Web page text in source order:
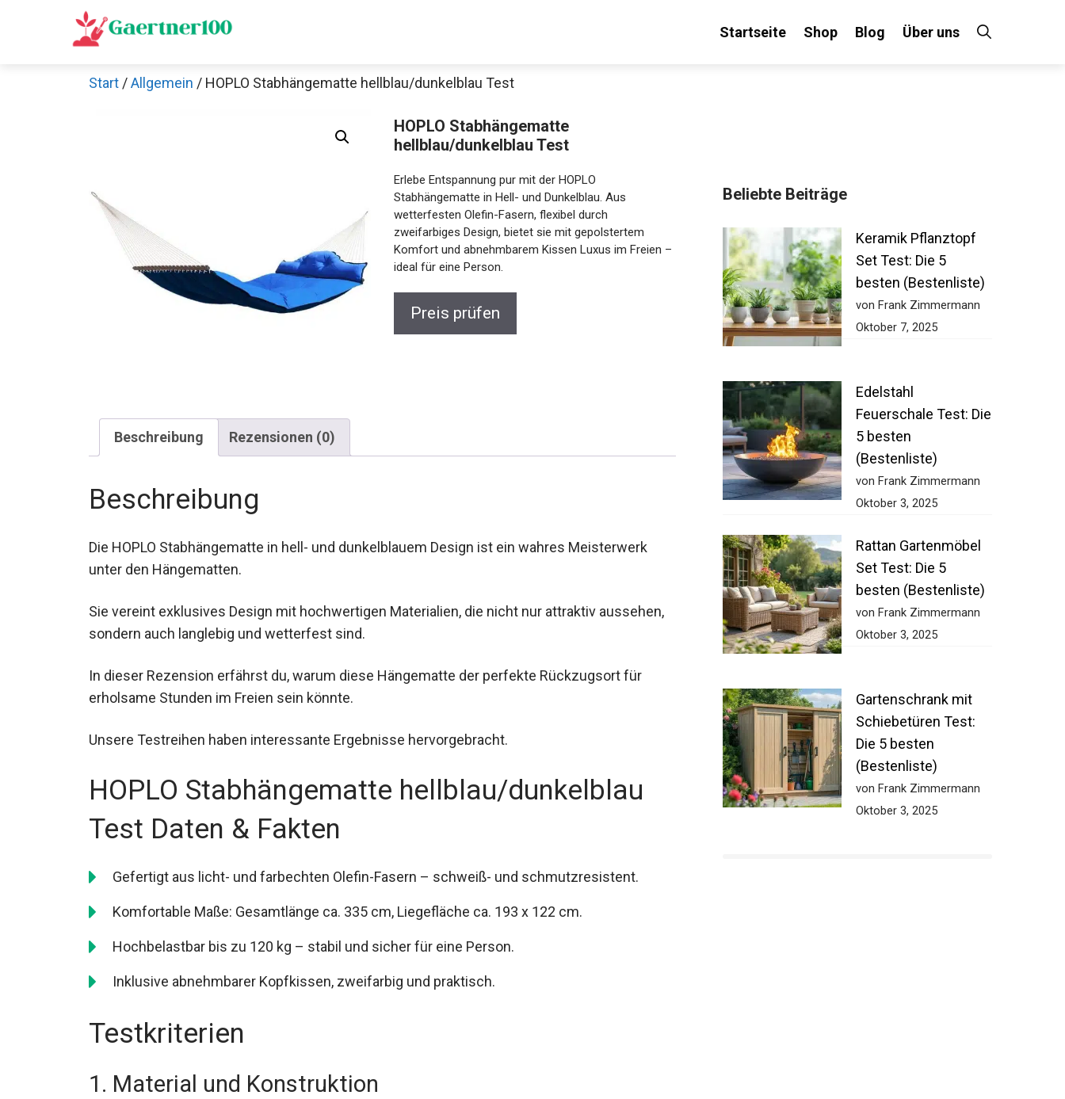
Startseite Shop Blog Über uns
Start /Allgemein / HOPLO Stabhängematte hellblau/dunkelblau Test
HOPLO Stabhängematte
hellblau/dunkelblau Test
Erlebe Entspannung pur mit der HOPLO
Stabhängematte in Hell- und Dunkelblau. Aus
wetterfesten Olefin-Fasern, flexibel durch
zweifarbiges Design, bietet sie mit gepolstertem
Komfort und abnehmbarem Kissen Luxus im Freien –
ideal für eine Person.
Preis prüfen
Beschreibung Rezensionen (0)
Beschreibung
Die HOPLO Stabhängematte in hell- und dunkelblauem Design ist ein wahres Meisterwerk
unter den Hängematten.
Sie vereint exklusives Design mit hochwertigen Materialien, die nicht nur attraktiv aussehen,
sondern auch langlebig und wetterfest sind.
In dieser Rezension erfährst du, warum diese Hängematte der perfekte Rückzugsort für
erholsame Stunden im Freien sein könnte.
Unsere Testreihen haben interessante Ergebnisse hervorgebracht.
HOPLO Stabhängematte hellblau/dunkelblau
Test Daten & Fakten
Gefertigt aus licht- und farbechten Olefin-Fasern – schweiß- und schmutzresistent.
Komfortable Maße: Gesamtlänge ca. 335 cm, Liegefläche ca. 193 x 122 cm.
Hochbelastbar bis zu 120 kg – stabil und sicher für eine Person.
Inklusive abnehmbarer Kopfkissen, zweifarbig und praktisch.
Testkriterien
1. Material und Konstruktion
Beliebte Beiträge
Keramik Pflanztopf
Set Test: Die 5
besten (Bestenliste)
von Frank Zimmermann
Oktober 7, 2025
Edelstahl
Feuerschale Test: Die
5 besten
(Bestenliste)
von Frank Zimmermann
Oktober 3, 2025
Rattan Gartenmöbel
Set Test: Die 5
besten (Bestenliste)
von Frank Zimmermann
Oktober 3, 2025
Gartenschrank mit
Schiebetüren Test:
Die 5 besten
(Bestenliste)
von Frank Zimmermann
Oktober 3, 2025